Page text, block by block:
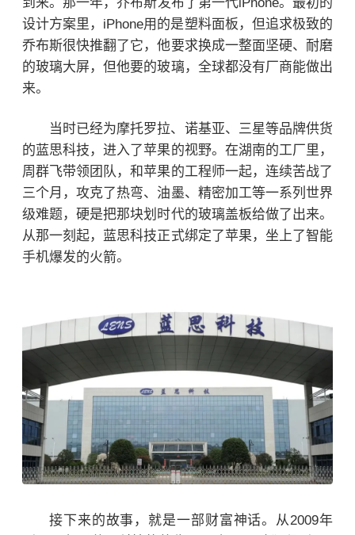
到来。 那一年，乔布斯发布了第一代iPhone。最初的
设计方案里，iPhone用的是塑料面板，但追求极致的
乔布斯很快推翻了它，他要求换成一整面坚硬、耐磨
的玻璃大屏，但他要的玻璃，全球都没有厂商能做出
来。
当时已经为摩托罗拉、 诺基亚、 三星等品牌供货
的蓝思科技，进入了苹果的视野。在湖南的工厂里，
周群飞带领团队，和苹果的工程师一起，连续苦战了
三个月，攻克了热弯、油墨、精密加工等一系列世界
级难题，硬是把那块划时代的玻璃盖板给做了出来。
从那一刻起，蓝思科技正式绑定了苹果，坐上了智能
手机爆发的火箭。
接下来的故事，就是一部财富神话。 从2009年